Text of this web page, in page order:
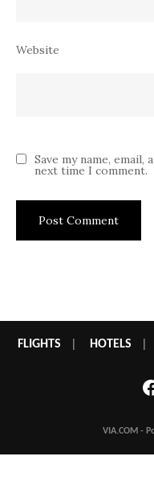
Website
Save my name,
next time I comment.
FLIGHTS HOTELS
VIA.COM -